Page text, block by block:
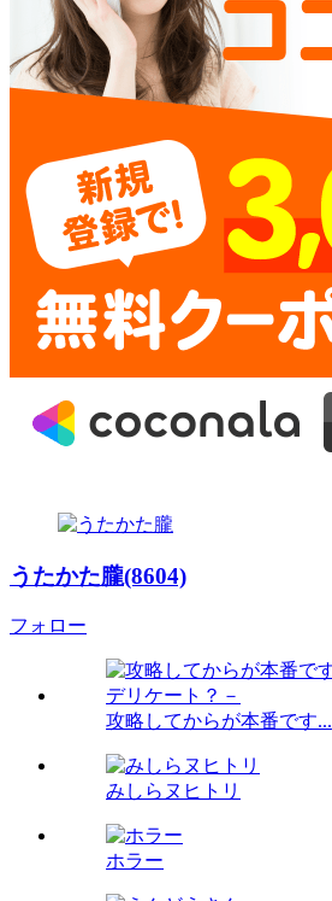
うたかた朧(8604)
フォロー
攻略してからが本番です...
みしらヌヒトリ
ホラー